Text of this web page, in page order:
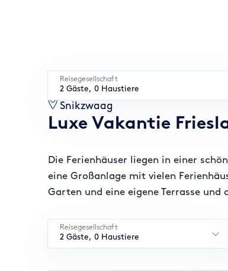
Reisegesellschaft
2 Gäste, 0 Haustiere
Snikzwaag
Luxe Vakantie
Die Ferienhäuser liegen in einer
eine Großanlage mit vielen
Garten und eine eigene Terrasse und
Reisegesellschaft
2 Gäste, 0 Haustiere